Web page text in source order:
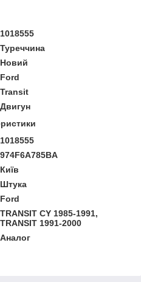
1018555
Туреччина
Новий
Ford
Transit
Двигун
1018555
974F6A785BA
Київ
Штука
Ford
TRANSIT CY 1985-1991,
TRANSIT 1991-2000
Аналог